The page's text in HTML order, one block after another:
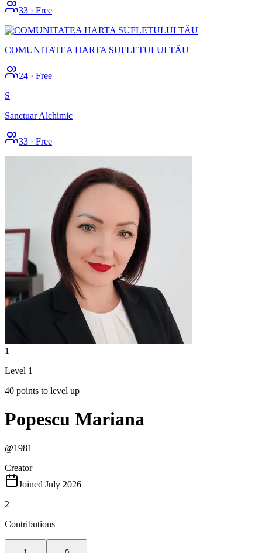
33 · Free
COMUNITATEA HARTA SUFLETULUI TĂU
24 · Free
S
Sanctuar Alchimic
33 · Free
1
Level 1
40 points to level up
Popescu Mariana
@1981
Creator
Joined July 2026
2
Contributions